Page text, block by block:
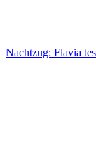
Nachtzug: Flavia